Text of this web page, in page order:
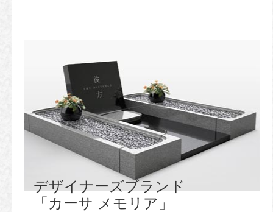
デザイナーズブランド
「カーサ メモリア」